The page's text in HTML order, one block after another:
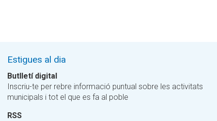
Estigues al dia
Butlletí digital
Inscriu-te per rebre informació puntual sobre les activitats
municipals i tot el que es fa al poble
RSS